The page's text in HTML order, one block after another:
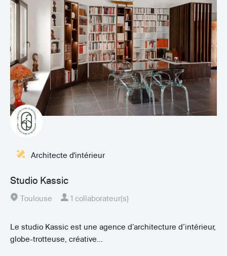
Architecte d'intérieur
Studio Kassic
Toulouse 1 collaborateur(s)
Le studio Kassic est une agence d’architecture d’intérieur,
globe-trotteuse, créative...